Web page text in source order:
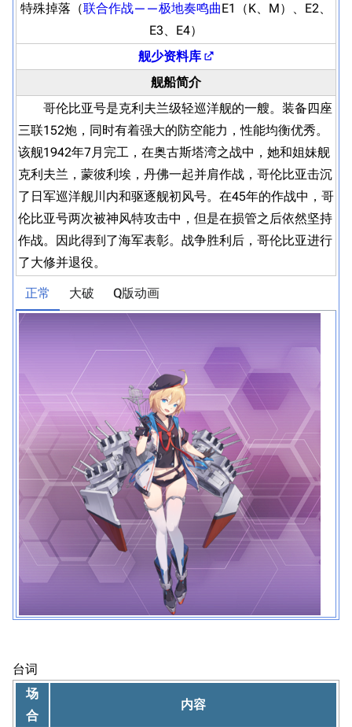
特殊掉落（联合作战——极地奏鸣曲E1（K、M）、E2、
E3、E4）
舰少资料库
舰船简介
哥伦比亚号是克利夫兰级轻巡洋舰的一艘。装备四座
三联152炮，同时有着强大的防空能力，性能均衡优秀。
该舰1942年7月完工，在奥古斯塔湾之战中，她和姐妹舰
克利夫兰，蒙彼利埃，丹佛一起并肩作战，哥伦比亚击沉
了日军巡洋舰川内和驱逐舰初风号。在45年的作战中，哥
伦比亚号两次被神风特攻击中，但是在损管之后依然坚持
作战。因此得到了海军表彰。战争胜利后，哥伦比亚进行
了大修并退役。
正常 大破 Q版动画
台词
场
合
内容